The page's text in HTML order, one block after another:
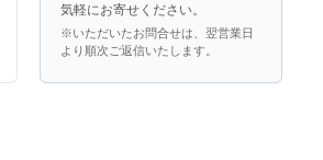
気軽にお寄せください。
※いただいたお問合せは、翌営業日
より順次ご返信いたします。